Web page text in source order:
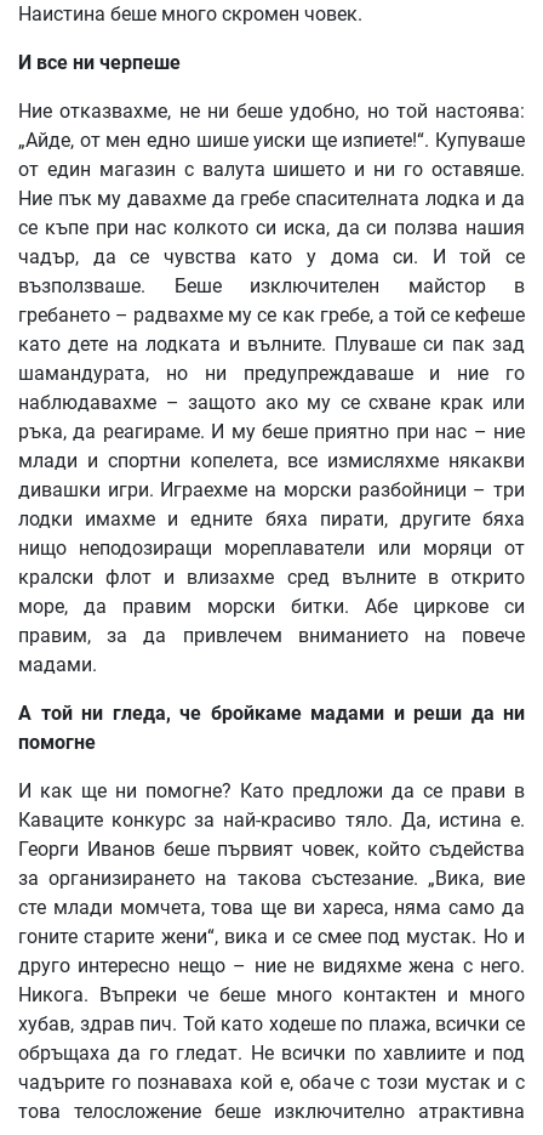
Наистина беше много скромен човек.
И все ни черпеше
Ние отказвахме, не ни беше удобно, но той настоява:
„Айде, от мен едно шише уиски ще изпиете!“. Купуваше
от един магазин с валута шишето и ни го оставяше.
Ние пък му давахме да гребе спасителната лодка и да
се къпе при нас колкото си иска, да си ползва нашия
чадър, да се чувства като у дома си. И той се
възползваше. Беше изключителен майстор в
гребането – радвахме му се как гребе, а той се кефеше
като дете на лодката и вълните. Плуваше си пак зад
шамандурата, но ни предупреждаваше и ние го
наблюдавахме – защото ако му се схване крак или
ръка, да реагираме. И му беше приятно при нас – ние
млади и спортни копелета, все измисляхме някакви
дивашки игри. Играехме на морски разбойници – три
лодки имахме и едните бяха пирати, другите бяха
нищо неподозиращи мореплаватели или моряци от
кралски флот и влизахме сред вълните в открито
море, да правим морски битки. Абе циркове си
правим, за да привлечем вниманието на повече
мадами.
А той ни гледа, че бройкаме мадами и реши да ни
помогне
И как ще ни помогне? Като предложи да се прави в
Каваците конкурс за най-красиво тяло. Да, истина е.
Георги Иванов беше първият човек, който съдейства
за организирането на такова състезание. „Вика, вие
сте млади момчета, това ще ви хареса, няма само да
гоните старите жени“, вика и се смее под мустак. Но и
друго интересно нещо – ние не видяхме жена с него.
Никога. Въпреки че беше много контактен и много
хубав, здрав пич. Той като ходеше по плажа, всички се
обръщаха да го гледат. Не всички по хавлиите и под
чадърите го познаваха кой е, обаче с този мустак и с
това телосложение беше изключително атрактивна